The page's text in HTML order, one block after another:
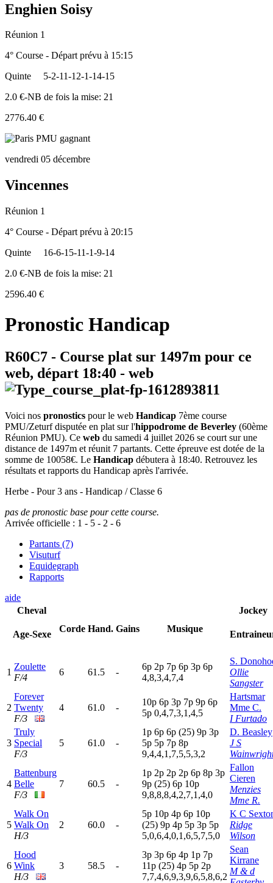
Enghien Soisy
Réunion 1
4° Course - Départ prévu à 15:15
Quinte
5-2-11-12-1-14-15
2.0 €-NB de fois la mise: 21
2776.40 €
vendredi 05 décembre
Vincennes
Réunion 1
4° Course - Départ prévu à 20:15
Quinte
16-6-15-11-1-9-14
2.0 €-NB de fois la mise: 21
2596.40 €
Pronostic Handicap
R60C7 - Course plat sur 1497m pour ce
web, départ 18:40 - web
Voici nos pronostics pour le web Handicap 7ème course
PMU/Zeturf disputée en plat sur l'hippodrome de Beverley (60ème
Réunion PMU). Ce web du samedi 4 juillet 2026 se court sur une
distance de 1497m et réunit 7 partants. Cette épreuve est dotée de la
somme de 10058€. Le Handicap débutera à 18:40. Retrouvez les
résultats et rapports du Handicap après l'arrivée.
Herbe - Pour 3 ans - Handicap / Classe 6
pas de pronostic base pour cette course.
Arrivée officielle : 1 - 5 - 2 - 6
Partants (7)
Visuturf
Equidegraph
Rapports
aide
Cheval
Age-Sexe
Corde Hand. Gains Musique
Jockey
1
Zoulette
F/4
6 61.5 -
6p 2p 7p 6p 3p 6p
4,8,3,4,7,4
S.
Ollie
Sangster
2
Forever
Twenty
F/3
4 61.0 -
10p 6p 3p 7p 9p 6p
5p 0,4,7,3,1,4,5
Hartsmar
Mme C.
I Furtado
3
Truly
Special
F/3
5 61.0 -
1p 6p 6p (25) 9p 3p
5p 5p 7p 8p
9,4,4,1,7,5,5,3,2
D. Beasley
J S
4
Battenburg
Belle
F/3
7 60.5 -
1p 2p 2p 2p 6p 8p 3p
9p (25) 6p 10p
9,8,8,8,4,2,7,1,4,0
Fallon
Cieren
Menzies
Mme R.
5
Walk On
Walk On
H/3
2 60.0 -
5p 10p 4p 6p 10p
(25) 9p 4p 5p 3p 5p
5,0,6,4,0,1,6,5,7,5,0
K C
Ridge
Wilson
6
Hood
Wink
H/3
3 58.5 -
3p 3p 6p 4p 1p 7p
11p (25) 4p 5p 2p
7,7,4,6,9,3,9,6,5,8,6,2
Sean
Kirrane
M & d